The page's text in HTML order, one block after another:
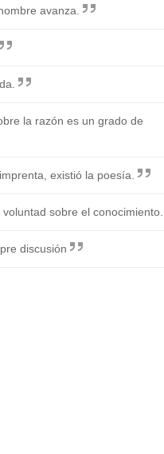
avanza.
la razón es un grado de
existió la poesía.
sobre el conocimiento.
discusión